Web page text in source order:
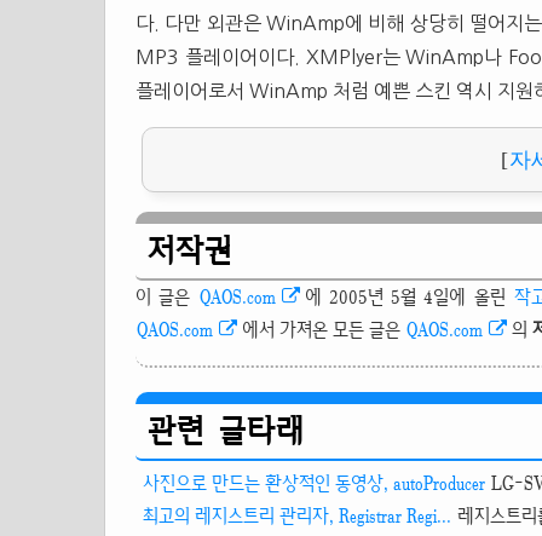
다. 다만 외관은 WinAmp에 비해 상당히 떨어지
MP3 플레이어이다. XMPlyer는 WinAmp나
플레이어로서 WinAmp 처럼 예쁜 스킨 역시 지원
[자
저작권
이 글은 QAOS.com 에 2005년 5월 4일에 올린 작
QAOS.com
에서 가져온 모든 글은 QAOS.com 의
관련 글타래
사진으로 만드는 환상적인 동영상, autoProducer LG-
최고의 레지스트리 관리자, Registrar Regi... 레지스트